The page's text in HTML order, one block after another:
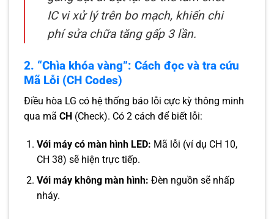
IC vi xử lý trên bo mạch, khiến chi
phí sửa chữa tăng gấp 3 lần.
2. “Chìa khóa vàng”: Cách đọc và tra cứu
Mã Lỗi (CH Codes)
Điều hòa LG có hệ thống báo lỗi cực kỳ thông minh
qua mã CH (Check). Có 2 cách để biết lỗi:
Với máy có màn hình LED: Mã lỗi (ví dụ CH 10,
CH 38) sẽ hiện trực tiếp.
Với máy không màn hình: Đèn nguồn sẽ nhấp
nháy.